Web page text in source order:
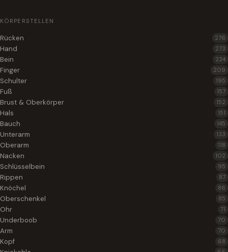
KÖRPERSTELLEN
Rücken 276
Hand 273
Bein 224
Finger 209
Schulter 195
Fuß 157
Brust & Oberkörper 152
Hals 151
Bauch 145
Unterarm 133
Oberarm 118
Nacken 102
Schlüsselbein 95
Rippen 87
Knöchel 86
Oberschenkel 85
Ohr 71
Underboob 70
Arm 70
Kopf 68